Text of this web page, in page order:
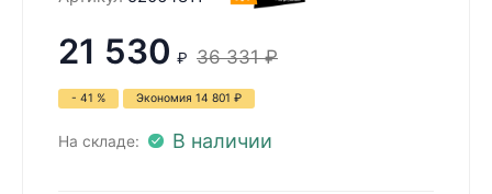
21 530 ₽ 36 331 ₽
- 41 % Экономия 14 801 ₽
На складе: В наличии